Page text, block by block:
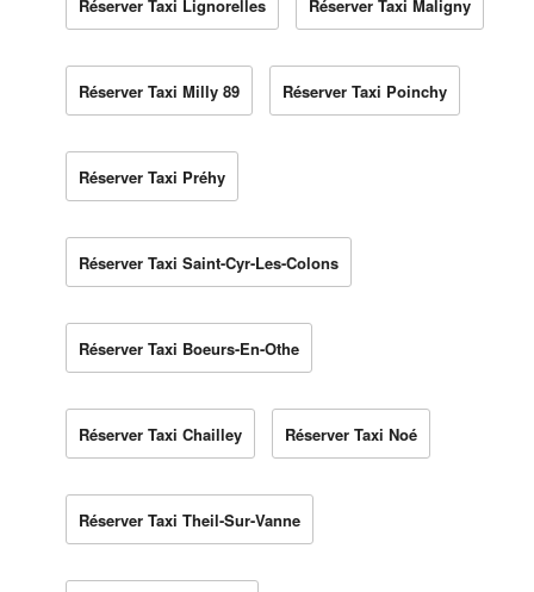
Réserver Taxi Lignorelles Réserver Taxi Maligny
Réserver Taxi Milly 89 Réserver Taxi Poinchy
Réserver Taxi Préhy
Réserver Taxi Saint-Cyr-Les-Colons
Réserver Taxi Boeurs-En-Othe
Réserver Taxi Chailley Réserver Taxi Noé
Réserver Taxi Theil-Sur-Vanne